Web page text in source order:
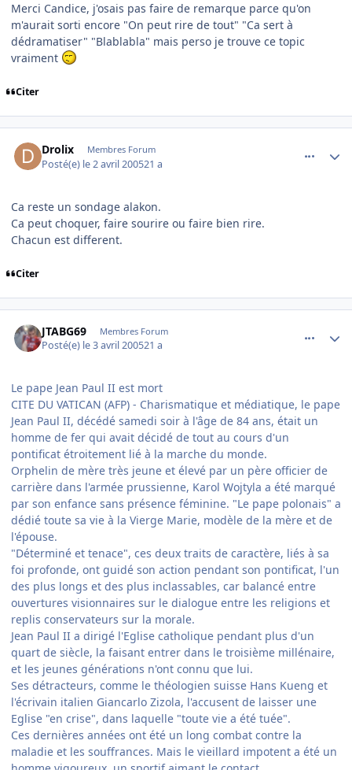
Merci Candice, j'osais pas faire de remarque parce qu'on
m'aurait sorti encore "On peut rire de tout" "Ca sert à
dédramatiser" "Blablabla" mais perso je trouve ce topic
vraiment
Citer
Drolix Membres Forum
Posté(e) le 2 avril 200521 a
Ca reste un sondage alakon.
Ca peut choquer, faire sourire ou faire bien rire.
Chacun est different.
Citer
JTABG69 Membres Forum
Posté(e) le 3 avril 200521 a
Le pape Jean Paul II est mort
CITE DU VATICAN (AFP) - Charismatique et médiatique, le pape
Jean Paul II, décédé samedi soir à l'âge de 84 ans, était un
homme de fer qui avait décidé de tout au cours d'un
pontificat étroitement lié à la marche du monde.
Orphelin de mère très jeune et élevé par un père officier de
carrière dans l'armée prussienne, Karol Wojtyla a été marqué
par son enfance sans présence féminine. "Le pape polonais" a
dédié toute sa vie à la Vierge Marie, modèle de la mère et de
l'épouse.
"Déterminé et tenace", ces deux traits de caractère, liés à sa
foi profonde, ont guidé son action pendant son pontificat, l'un
des plus longs et des plus inclassables, car balancé entre
ouvertures visionnaires sur le dialogue entre les religions et
replis conservateurs sur la morale.
Jean Paul II a dirigé l'Eglise catholique pendant plus d'un
quart de siècle, la faisant entrer dans le troisième millénaire,
et les jeunes générations n'ont connu que lui.
Ses détracteurs, comme le théologien suisse Hans Kueng et
l'écrivain italien Giancarlo Zizola, l'accusent de laisser une
Eglise "en crise", dans laquelle "toute vie a été tuée".
Ces dernières années ont été un long combat contre la
maladie et les souffrances. Mais le vieillard impotent a été un